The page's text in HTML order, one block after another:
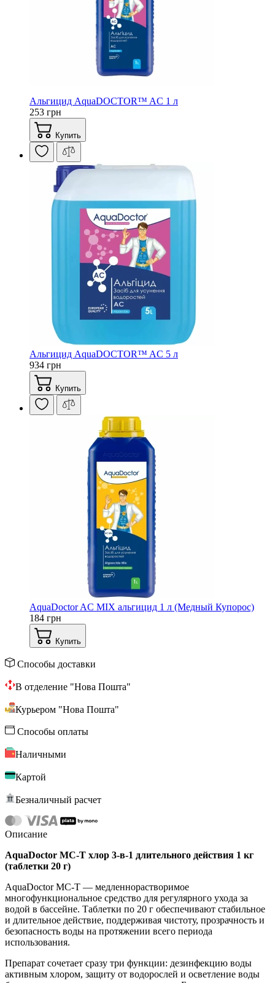
Альгицид AquaDOCTOR™ AC 1 л
253 грн
Купить
Альгицид AquaDOCTOR™ AC 5 л
934 грн
Купить
AquaDoctor AС MIX альгицид 1 л (Медный Купорос)
184 грн
Купить
Способы доставки
В отделение "Нова Пошта"
Курьером "Нова Пошта"
Способы оплаты
Наличными
Картой
Безналичный расчет
Описание
AquaDoctor MC-T хлор 3-в-1 длительного действия 1 кг
(таблетки 20 г)
AquaDoctor MC-T — медленнорастворимое
многофункциональное средство для регулярного ухода за
водой в бассейне. Таблетки по 20 г обеспечивают стабильное
и длительное действие, поддерживая чистоту, прозрачность и
безопасность воды на протяжении всего периода
использования.
Препарат сочетает сразу три функции: дезинфекцию воды
активным хлором, защиту от водорослей и осветление воды